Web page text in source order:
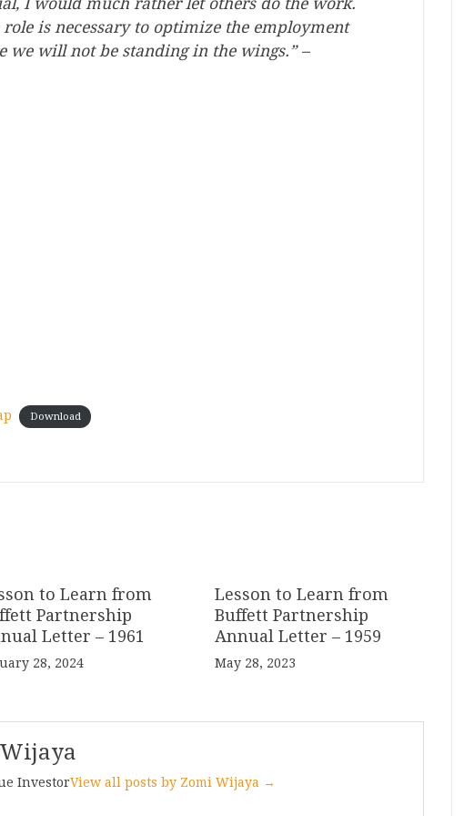
I would much rather let others do the work.
is necessary to optimize the employment
we will not be standing in the wings.” –
Download
to Learn from
Partnership
Letter – 1961
28, 2024
Lesson to Learn from
Buffett Partnership
Annual Letter – 1959
May 28, 2023
InvestorView all posts by Zomi Wijaya →